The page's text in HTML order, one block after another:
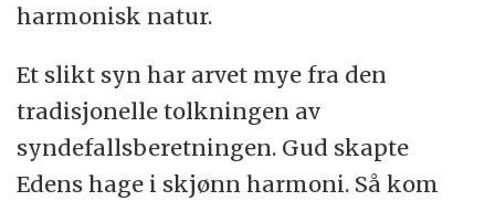
harmonisk natur.
Et slikt syn har arvet mye fra den
tradisjonelle tolkningen av
syndefallsberetningen. Gud skapte
Edens hage i skjønn harmoni. Så kom